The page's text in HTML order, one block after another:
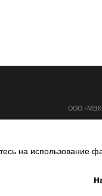
ООО «МВК
Договор
Политика
на использование